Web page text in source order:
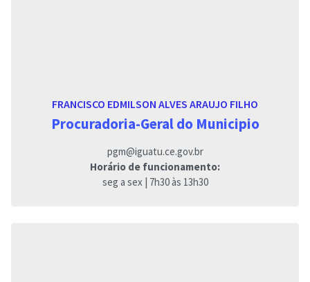
FRANCISCO EDMILSON ALVES ARAUJO FILHO
Procuradoria-Geral do Municipio
pgm@iguatu.ce.gov.br
Horário de funcionamento:
seg a sex | 7h30 às 13h30